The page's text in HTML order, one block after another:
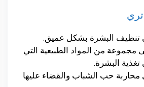
تنظيف البشرة بشكل عميق.
مجموعة من المواد الطبيعية التي
البشرة.
حب الشباب والقضاء عليها